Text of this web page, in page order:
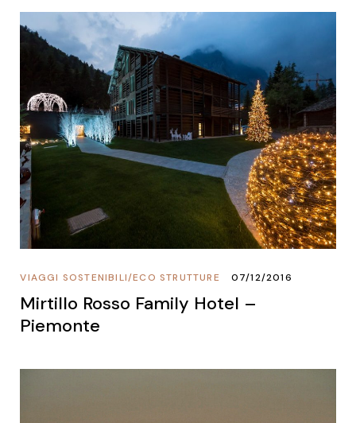
ECO STRUTTURE
/
VIAGGI SOSTENIBILI 07/12/2016
Mirtillo Rosso Family Hotel –
Piemonte